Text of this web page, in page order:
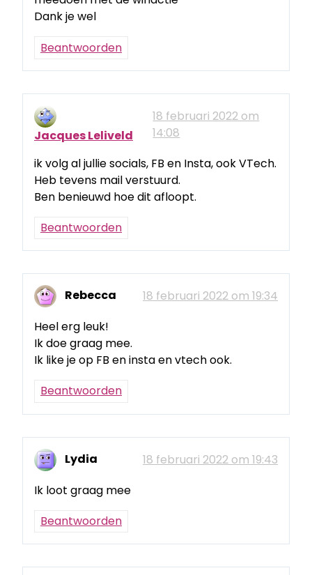
Dank je wel
Beantwoorden
Jacques Leliveld
18 februari 2022 om
14:08
ik volg al jullie socials, FB en Insta, ook VTech.
Heb tevens mail verstuurd.
Ben benieuwd hoe dit afloopt.
Beantwoorden
Rebecca
18 februari 2022 om 19:34
Heel erg leuk!
Ik doe graag mee.
Ik like je op FB en insta en vtech ook.
Beantwoorden
Lydia
18 februari 2022 om 19:43
Ik loot graag mee
Beantwoorden